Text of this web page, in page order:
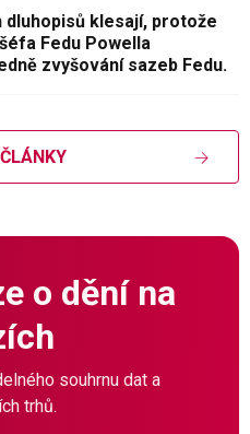
klesají, protože
Fedu Powella
zvyšování sazeb Fedu.
o dění na
souhrnu dat a
trhů.